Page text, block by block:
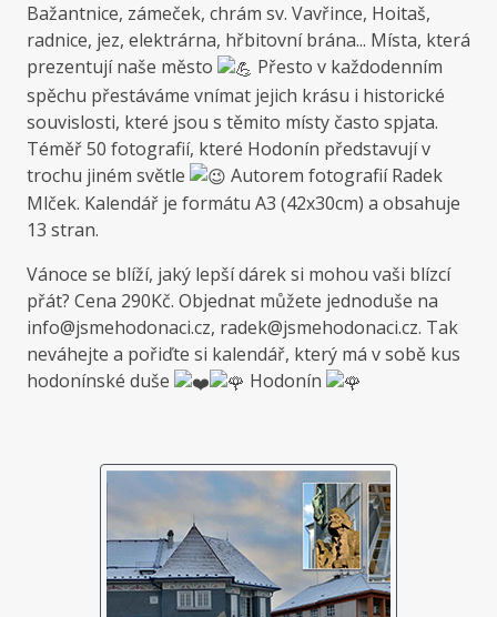
Bažantnice, zámeček, chrám sv. Vavřince, Hoitaš,
radnice, jez, elektrárna, hřbitovní brána... Místa, která
prezentují naše město
Přesto v každodenním
spěchu přestáváme vnímat jejich krásu i historické
souvislosti, které jsou s těmito místy často spjata.
Téměř 50 fotografií, které Hodonín představují v
trochu jiném světle
Autorem fotografií Radek
Mlček. Kalendář je formátu A3 (42x30cm) a obsahuje
13 stran.
Vánoce se blíží, jaký lepší dárek si mohou vaši blízcí
přát? Cena 290Kč. Objednat můžete jednoduše na
info@jsmehodonaci.cz, radek@jsmehodonaci.cz. Tak
neváhejte a pořiďte si kalendář, který má v sobě kus
hodonínské duše
Hodonín